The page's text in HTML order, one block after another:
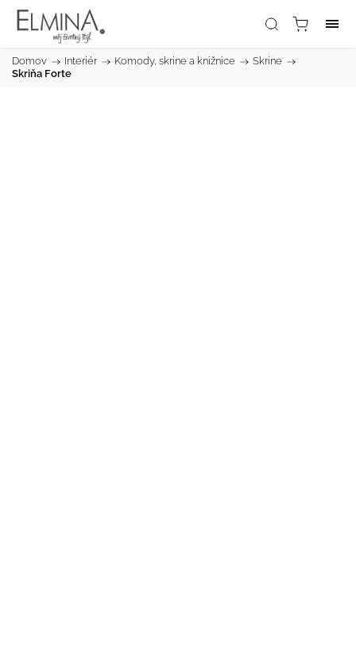
Domov / Interiér / Komody, skrine a knižnice / Skrine /
Skriňa Forte